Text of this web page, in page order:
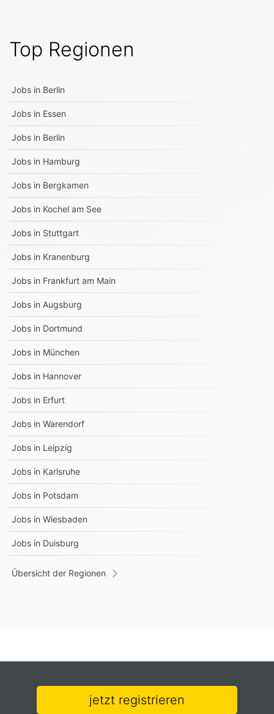
Top Regionen
Jobs in Berlin
Jobs in Essen
Jobs in Berlin
Jobs in Hamburg
Jobs in Bergkamen
Jobs in Kochel am See
Jobs in Stuttgart
Jobs in Kranenburg
Jobs in Frankfurt am Main
Jobs in Augsburg
Jobs in Dortmund
Jobs in München
Jobs in Hannover
Jobs in Erfurt
Jobs in Warendorf
Jobs in Leipzig
Jobs in Karlsruhe
Jobs in Potsdam
Jobs in Wiesbaden
Jobs in Duisburg
Übersicht der Regionen
jetzt registrieren